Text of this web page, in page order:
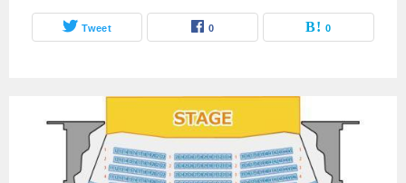
Tweet 0 0